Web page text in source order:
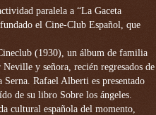
paralela a “La Gaceta
el Cine-Club Español, que
(1930), un álbum de familia
y señora, recién regresados de
Rafael Alberti es presentado
de su libro Sobre los ángeles.
cultural española del momento,